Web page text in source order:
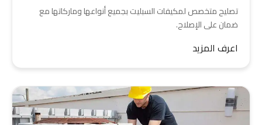
تصليح متخصص لمكيفات السبليت بجميع أنواعها وماركاتها مع
ضمان على الإصلاح.
اعرف المزيد